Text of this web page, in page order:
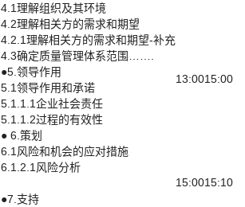
4.1理解组织及其环境
4.2理解相关方的需求和期望
4.2.1理解相关方的需求和期望-补充
4.3确定质量管理体系范围…….
13:0015:00
●5.领导作用
5.1领导作用和承诺
5.1.1.1企业社会责任
5.1.1.2过程的有效性
● 6.策划
6.1风险和机会的应对措施
6.1.2.1风险分析
15:0015:10
●7.支持